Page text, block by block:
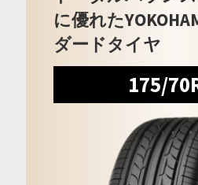
に優れた
ダードタイヤ
175/